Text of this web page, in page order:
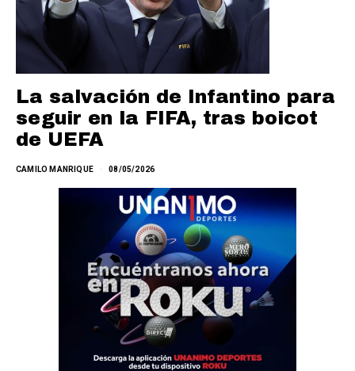
La salvación de Infantino para
seguir en la FIFA, tras boicot
de UEFA
CAMILO MANRIQUE 08/05/2026